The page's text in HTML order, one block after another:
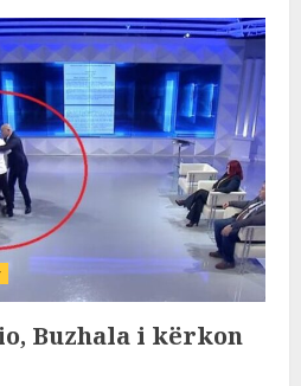
Buzhala i kërkon